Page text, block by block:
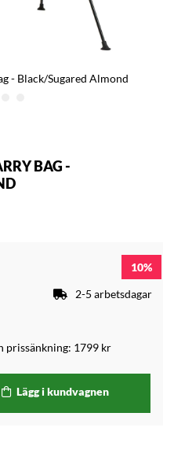
- Black/Sugared Almond
BAG -
prissänkning: 1799 kr
10
2-5 arbetsdagar
Lägg i kundvagnen